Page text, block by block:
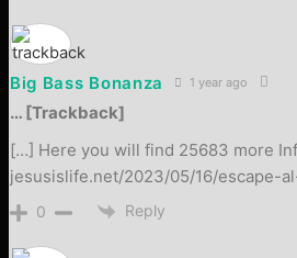
Big Bass Bonanza 1 year ago
… [Trackback]
[…] Here you will find 25683 more
jesusislife.net/2023/05/16/escape-
0 Reply